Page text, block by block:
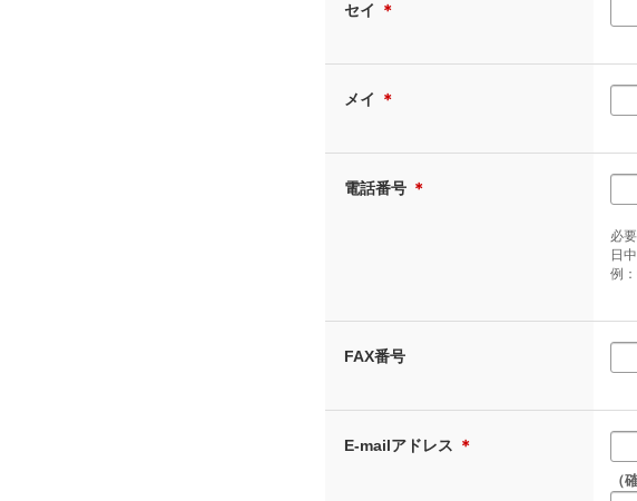
セイ ＊
メイ ＊
電話番号 ＊
必
日
例
FAX番号
E-mailアドレス ＊
（